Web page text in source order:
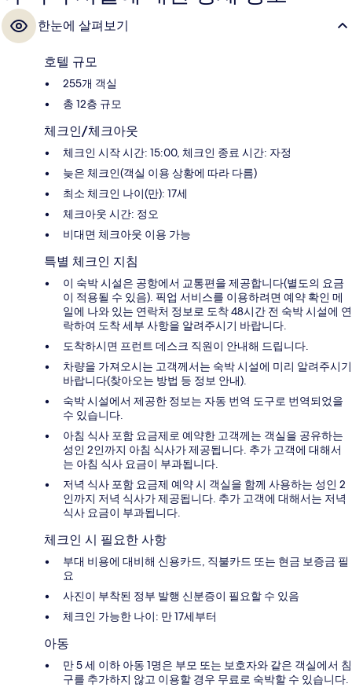
한눈에 살펴보기
호텔 규모
255개 객실
총 12층 규모
체크인/체크아웃
체크인 시작 시간: 15:00, 체크인 종료 시간: 자정
늦은 체크인(객실 이용 상황에 따라 다름)
최소 체크인 나이(만): 17세
체크아웃 시간: 정오
비대면 체크아웃 이용 가능
특별 체크인 지침
이 숙박 시설은 공항에서 교통편을 제공합니다(별도의 요금
이 적용될 수 있음). 픽업 서비스를 이용하려면 예약 확인 메
일에 나와 있는 연락처 정보로 도착 48시간 전 숙박 시설에 연
락하여 도착 세부 사항을 알려주시기 바랍니다.
도착하시면 프런트 데스크 직원이 안내해 드립니다.
차량을 가져오시는 고객께서는 숙박 시설에 미리 알려주시기
바랍니다(찾아오는 방법 등 정보 안내).
숙박 시설에서 제공한 정보는 자동 번역 도구로 번역되었을
수 있습니다.
아침 식사 포함 요금제로 예약한 고객께는 객실을 공유하는
성인 2인까지 아침 식사가 제공됩니다. 추가 고객에 대해서
는 아침 식사 요금이 부과됩니다.
저녁 식사 포함 요금제 예약 시 객실을 함께 사용하는 성인 2
인까지 저녁 식사가 제공됩니다. 추가 고객에 대해서는 저녁
식사 요금이 부과됩니다.
체크인 시 필요한 사항
부대 비용에 대비해 신용카드, 직불카드 또는 현금 보증금 필
요
사진이 부착된 정부 발행 신분증이 필요할 수 있음
체크인 가능한 나이: 만 17세부터
아동
만 5 세 이하 아동 1명은 부모 또는 보호자와 같은 객실에서 침
구를 추가하지 않고 이용할 경우 무료로 숙박할 수 있습니다.